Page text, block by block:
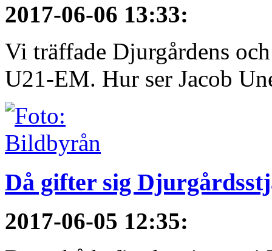
2017-06-06 13:33:
Vi träffade Djurgårdens
U21-EM. Hur ser Jacob
Då gifter sig
2017-06-05 12:35: